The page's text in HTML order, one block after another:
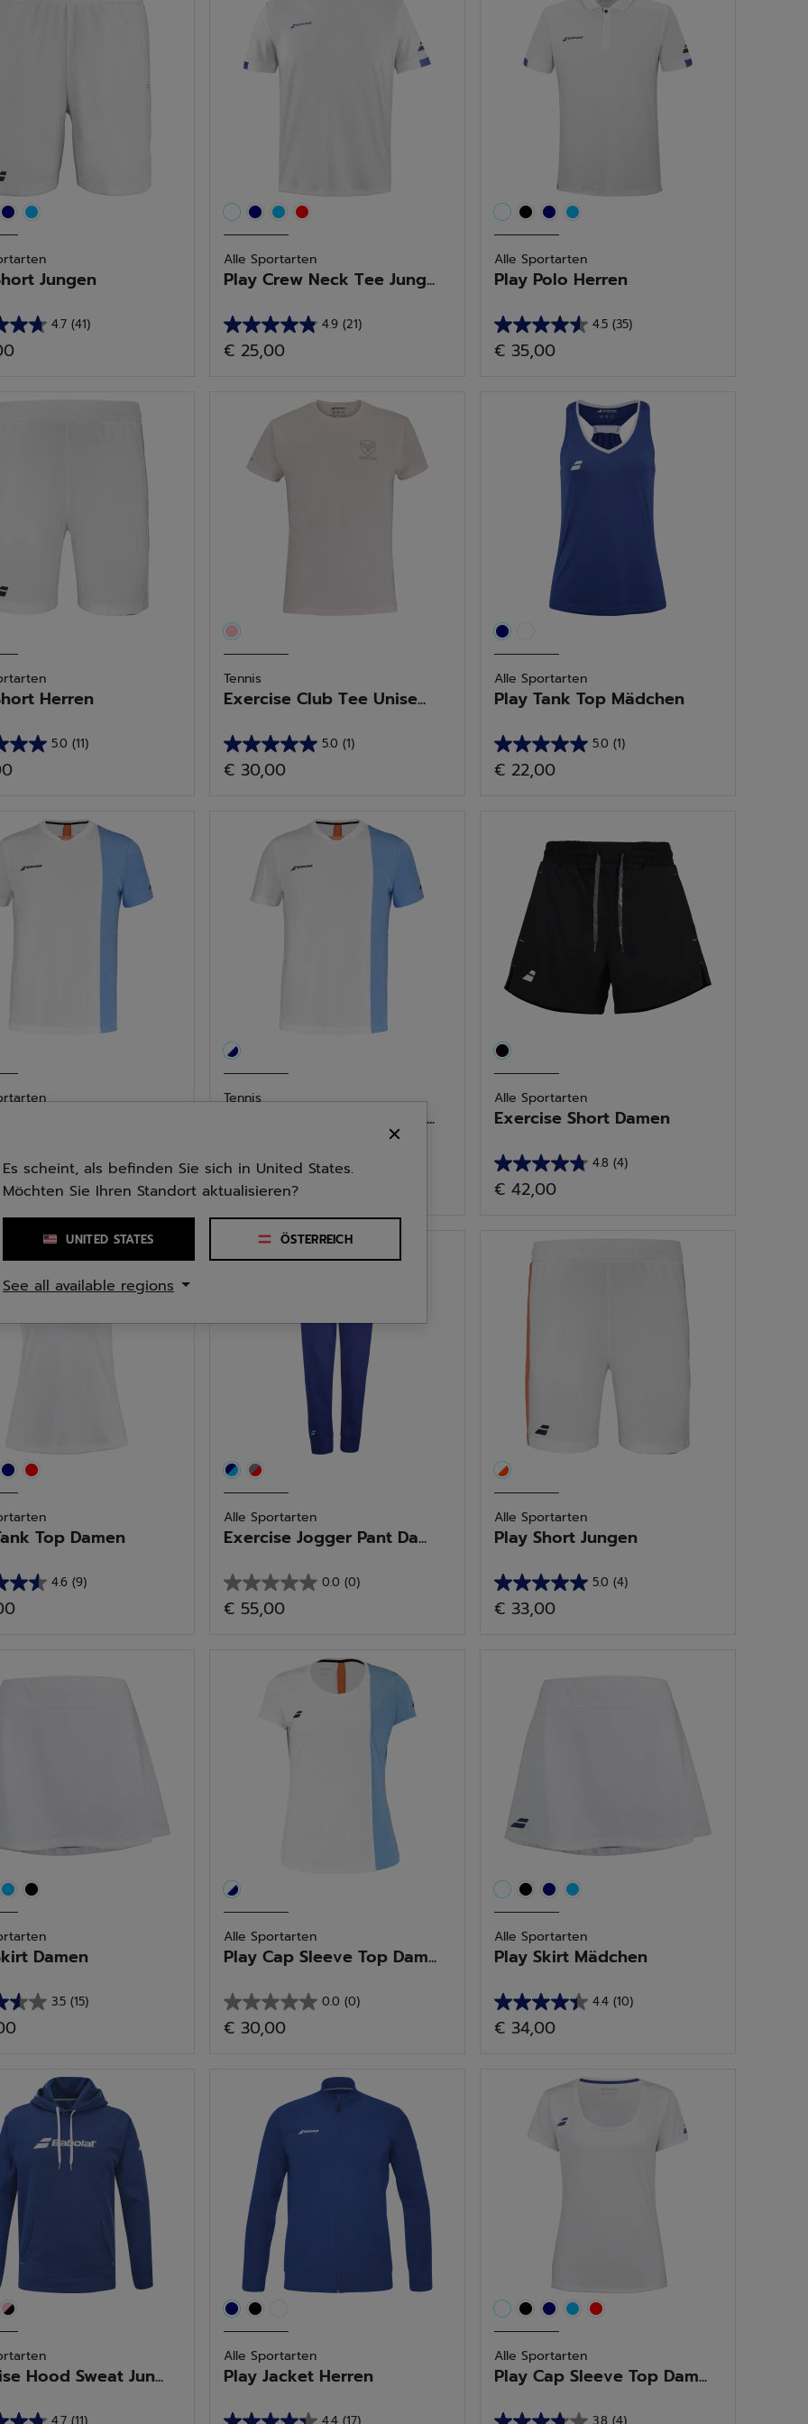
Bewertungen
Jungen
4.7 (41)
Alle Sportarten
Play Crew Neck Tee Jung...
4.9 (21)
4.9
von
Bewertungen
€ 25,00
Alle Sportarten
Play Polo Herren
4.5 (35)
4.5
von
Bewertungen
€ 35,00
Herren
5.0 (11)
Tennis
Exercise Club Tee Unise...
5.0 (1)
5.0
von
Bewertung
€ 30,00
Alle Sportarten
Play Tank Top Mädchen
5.0 (1)
5.0
von
Bewertung
€ 22,00
Neck Tee Herr...
4.9 (7)
Tennis
Play Crew Neck Tee Jung...
5.0 (3)
5.0
von
5
Sternen.
3
€ 25,00
Alle Sportarten
Exercise Short Damen
4.8 (4)
4.8
von
Sternen.
Bewertungen
€ 42,00
Top Damen
4.6 (9)
Alle Sportarten
Exercise Jogger Pant Da...
0.0 (0)
0.0
von
€ 55,00
Alle Sportarten
Play Short Jungen
5.0 (4)
5.0
von
Bewertungen
€ 33,00
Damen
3.5 (15)
Alle Sportarten
Play Cap Sleeve Top Dam...
0.0 (0)
0.0
von
€ 30,00
Alle Sportarten
Play Skirt Mädchen
4.4 (10)
4.4
von
Bewertungen
€ 34,00
Hood Sweat Jun...
Alle Sportarten
Play Jacket Herren
Alle Sportarten
Play Cap Sleeve Top Dam...
Es scheint, als befinden Sie sich in United States.
Möchten Sie Ihren Standort aktualisieren?
UNITED STATES ÖSTERREICH
See all available regions